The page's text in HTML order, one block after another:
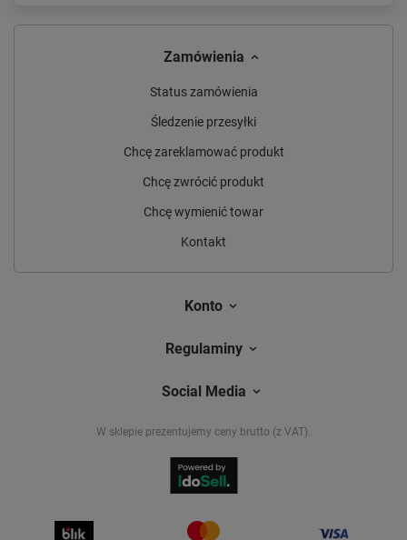
Zamówienia
Status zamówienia
Śledzenie przesyłki
Chcę zareklamować produkt
Chcę zwrócić produkt
Chcę wymienić towar
Kontakt
Konto
Regulaminy
Social Media
W sklepie prezentujemy ceny brutto (z VAT).